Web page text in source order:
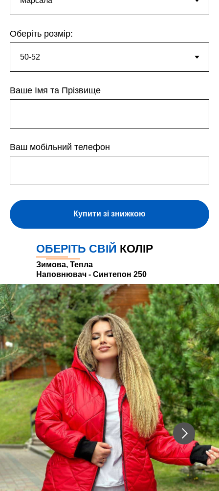
Оберіть розмір:
Ваше Імя та Прізвище
Ваш мобільний телефон
Купити зі знижкою
ОБЕРІТЬ СВІЙ КОЛІР
Зимова, Тепла
Наповнювач - Синтепон 250